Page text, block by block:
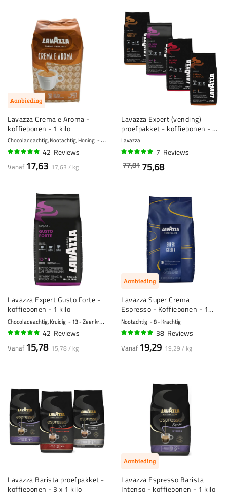
Aanbieding
Lavazza Crema e Aroma -
koffiebonen - 1 kilo
Chocoladeachtig, Nootachtig, Honing 8 - Krachtig
42 Reviews
Vanaf 17,63 17,63 / kg
Lavazza Expert (vending)
proefpakket - koffiebonen - 4
x 1 kilo
Lavazza
94%
7 Reviews
75,68
77,81
Lavazza Expert Gusto Forte -
koffiebonen - 1 kilo
Chocoladeachtig, Kruidig 13 - Zeer krachtig
42 Reviews
Vanaf 15,78 15,78 / kg
Aanbieding
Lavazza Super Crema
Espresso - Koffiebonen - 1
kilo
Nootachtig 8 - Krachtig
38 Reviews
Vanaf 19,29 19,29 / kg
Lavazza Barista proefpakket -
koffiebonen - 3 x 1 kilo
Aanbieding
Lavazza Espresso Barista
Intenso - koffiebonen - 1 kilo